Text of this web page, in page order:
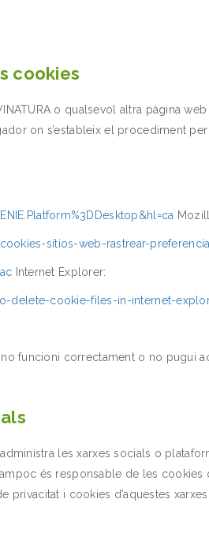
cookies
o qualsevol altra pàgina
on s’estableix el procediment
sitios-web-rastrear-
Internet Explorer:
delete-cookie-files-in-internet-
funcioni correctament o no pugui
les xarxes socials o
és responsable de les
i cookies d’aquestes